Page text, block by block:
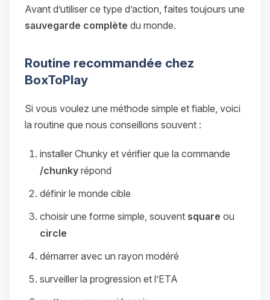
Avant d’utiliser ce type d’action, faites toujours une
sauvegarde complète du monde.
Routine recommandée chez
BoxToPlay
Si vous voulez une méthode simple et fiable, voici
la routine que nous conseillons souvent :
installer Chunky et vérifier que la commande
/chunky répond
définir le monde cible
choisir une forme simple, souvent square ou
circle
démarrer avec un rayon modéré
surveiller la progression et l’ETA